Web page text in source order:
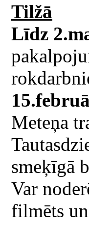
Tilžā
Līdz
Meteņa
smeķīgā
Var
filmēts